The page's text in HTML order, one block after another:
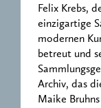
Felix Krebs,
einzigartige
modernen
betreut und
Archiv, das
Maike